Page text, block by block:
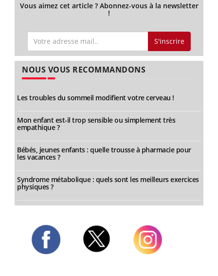
Vous aimez cet article ? Abonnez-vous à la newsletter
!
S'inscrire
NOUS VOUS RECOMMANDONS
Les troubles du sommeil modifient votre cerveau !
Mon enfant est-il trop sensible ou simplement très
empathique ?
Bébés, jeunes enfants : quelle trousse à pharmacie pour
les vacances ?
Syndrome métabolique : quels sont les meilleurs exercices
physiques ?